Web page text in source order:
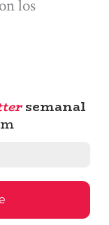
los
semanal